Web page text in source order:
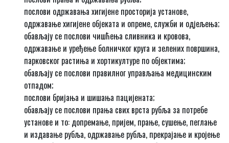
послови одржавања хигијене просторија установе,
одржавање хигијене објеката и опреме, служби и одјељења;
обављају се послови чишћења сливника и кровова,
одржавање и уређење болничког круга и зелених површина,
парковског растиња и хортикултуре по објектима;
обављају се послови правилног управљања медицинским
отпадом;
послови бријања и шишања пацијената;
обављају се послови прања свих врста рубља за потребе
установе и то: допремање, пријем, прање, сушење, пеглање
и издавање рубља, одржавање рубља, прекрајање и кројење